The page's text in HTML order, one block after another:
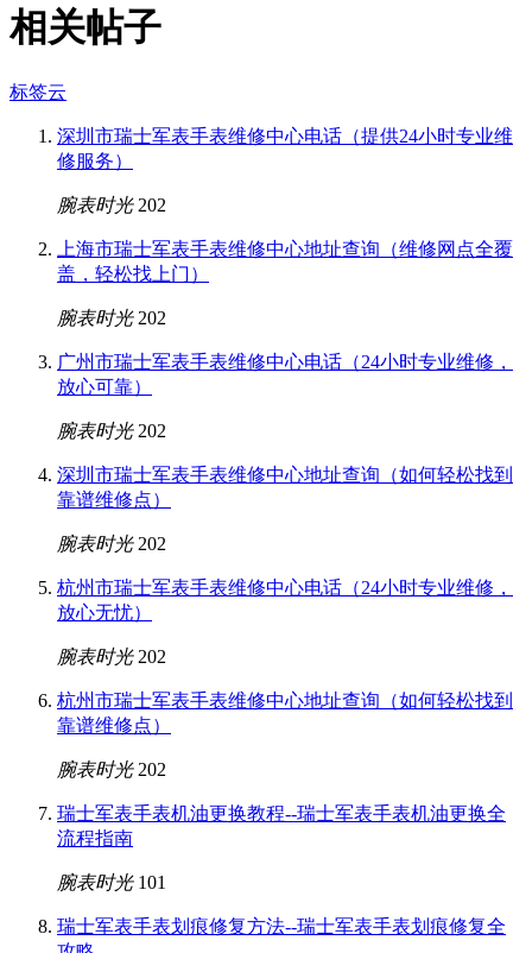
相关帖子
标签云
深圳市瑞士军表手表维修中心电话（提供24小时专业维
修服务）
腕表时光 202
上海市瑞士军表手表维修中心地址查询（维修网点全覆
盖，轻松找上门）
腕表时光 202
广州市瑞士军表手表维修中心电话（24小时专业维修，
放心可靠）
腕表时光 202
深圳市瑞士军表手表维修中心地址查询（如何轻松找到
靠谱维修点）
腕表时光 202
杭州市瑞士军表手表维修中心电话（24小时专业维修，
放心无忧）
腕表时光 202
杭州市瑞士军表手表维修中心地址查询（如何轻松找到
靠谱维修点）
腕表时光 202
瑞士军表手表机油更换教程--瑞士军表手表机油更换全
流程指南
腕表时光 101
瑞士军表手表划痕修复方法--瑞士军表手表划痕修复全